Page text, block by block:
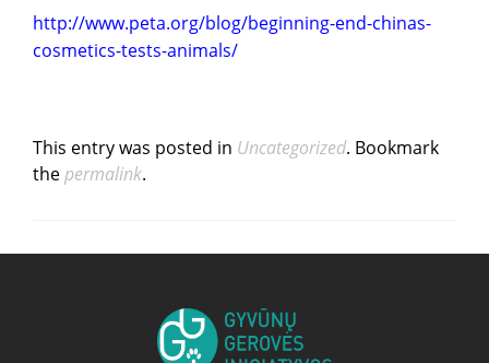
http://www.peta.org/blog/beginning-end-chinas-
cosmetics-tests-animals/
This entry was posted in Uncategorized. Bookmark
thepermalink.